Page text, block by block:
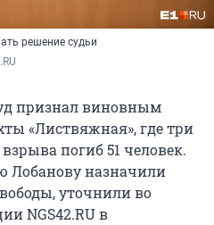
решение судьи
признал виновным
«Листвяжная», где три
погиб 51 человек.
Лобанову назначили
уточнили во
NGS42.RU в